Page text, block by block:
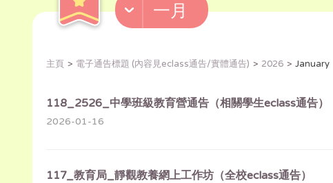
一月
主頁 電子通告標題 (內容見eclass通告/實體通告) 2026 January
118_2526_中學班級教育營通告（相關學生eclass通告）
2026-01-16
117_教育局_靜觀教養網上工作坊（全校eclass通告）